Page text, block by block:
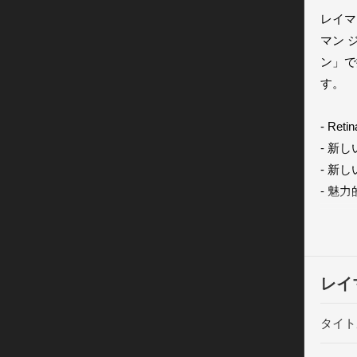
レイ
マン
ン」
す。
-
- 新し
- 新し
- 魅力
- こ
- ゲー
レイ
レ
タイ